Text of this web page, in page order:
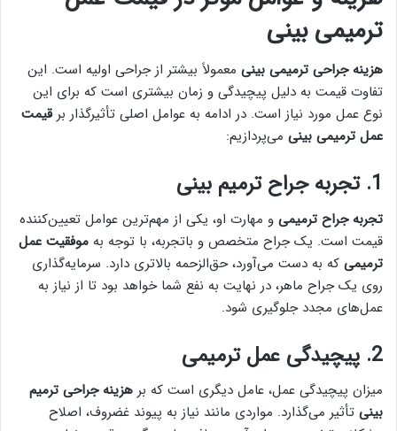
ترمیمی بینی
هزینه جراحی ترمیمی بینی معمولاً بیشتر از جراحی اولیه است. این
تفاوت قیمت به دلیل پیچیدگی و زمان بیشتری است که برای این
نوع عمل مورد نیاز است. در ادامه به عوامل اصلی تأثیرگذار برقیمت
عمل ترمیمی بینی می‌پردازیم:
1. تجربه جراح ترمیم بینی
تجربه جراح ترمیمی و مهارت او، یکی از مهم‌ترین عوامل تعیین‌کننده
قیمت است. یک جراح متخصص و باتجربه، با توجه به موفقیت عمل
ترمیمی که به دست می‌آورد، حق‌الزحمه بالاتری دارد. سرمایه‌گذاری
روی یک جراح ماهر، در نهایت به نفع شما خواهد بود تا از نیاز به
عمل‌های مجدد جلوگیری شود.
2. پیچیدگی عمل ترمیمی
میزان پیچیدگی عمل، عامل دیگری است که بر هزینه جراحی ترمیم
بینی تأثیر می‌گذارد. مواردی مانند نیاز به پیوند غضروف، اصلاح